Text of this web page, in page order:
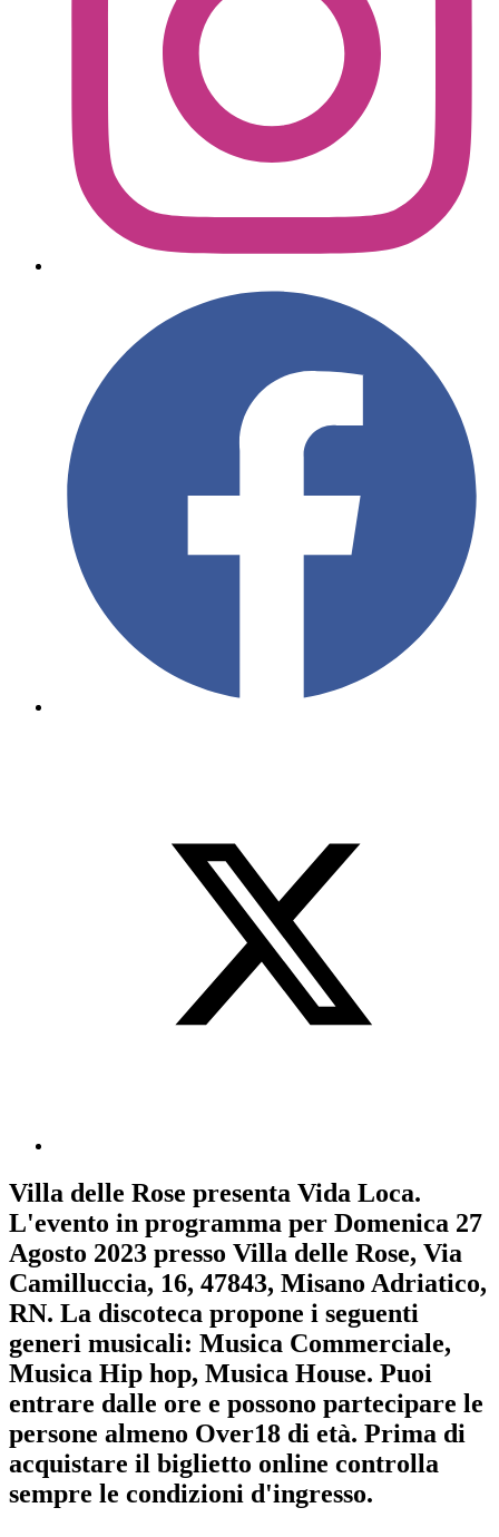
Villa delle Rose presenta Vida Loca.
L'evento in programma per Domenica 27
Agosto 2023 presso Villa delle Rose, Via
Camilluccia, 16, 47843, Misano Adriatico,
RN. La discoteca propone i seguenti
generi musicali: Musica Commerciale,
Musica Hip hop, Musica House. Puoi
entrare dalle ore e possono partecipare le
persone almeno Over18 di età. Prima di
acquistare il biglietto online controlla
sempre le condizioni d'ingresso.